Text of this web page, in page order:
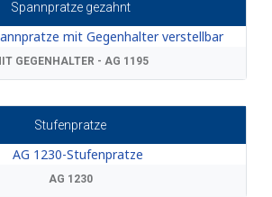
Spannpratze gezahnt
GEGENHALTER - AG 1195
Stufenpratze
AG 1230